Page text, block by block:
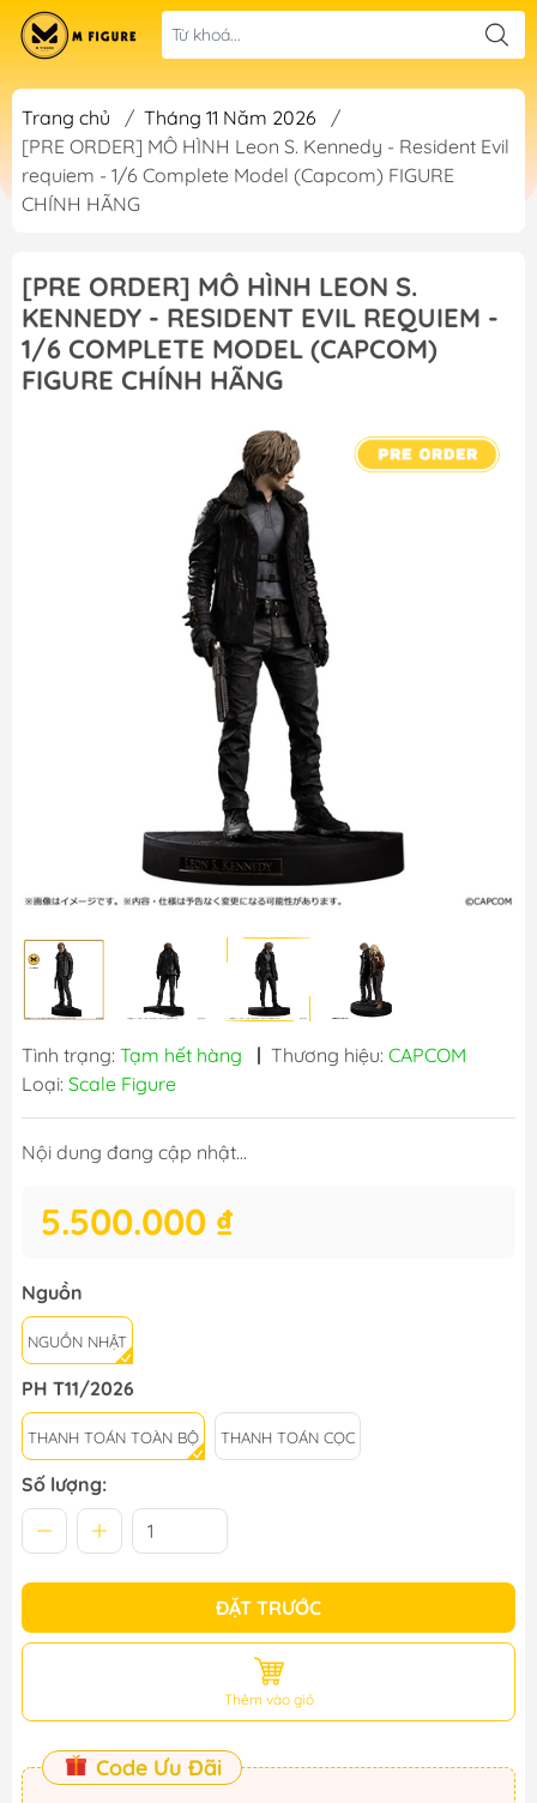
Trang chủ / Tháng 11 Năm 2026
/
[PRE ORDER] MÔ HÌNH Leon S. Kennedy - Resident Evil
requiem - 1/6 Complete Model (Capcom) FIGURE
CHÍNH HÃNG
[PRE ORDER] MÔ HÌNH LEON S.
KENNEDY - RESIDENT EVIL REQUIEM -
1/6 COMPLETE MODEL (CAPCOM)
FIGURE CHÍNH HÃNG
Tình trạng: Tạm hết hàng | Thương hiệu: CAPCOM
Loại: Scale Figure
Nội dung đang cập nhật...
5.500.000 ₫
Nguồn
NGUỒN NHẬT
PH T11/2026
THANH TOÁN TOÀN BỘ THANH TOÁN CỌC
Số lượng:
ĐẶT TRƯỚC
Thêm vào giỏ
Code Ưu Đãi